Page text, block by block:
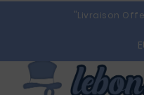
"Livraison